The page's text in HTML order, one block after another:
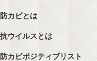
防カビとは
抗ウイルスとは
防カビポジティブリスト